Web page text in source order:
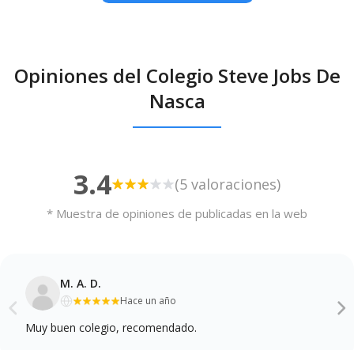
Opiniones del Colegio Steve Jobs De
Nasca
3.4 (5 valoraciones)
* Muestra de opiniones de publicadas en la web
M. A. D.
Hace un año
Muy buen colegio, recomendado.